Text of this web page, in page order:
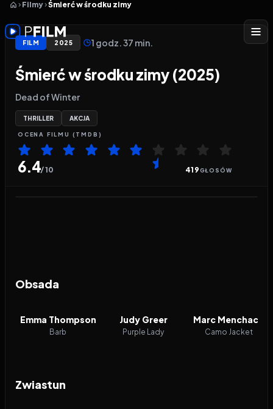
Filmy Śmierć w środku zimy
FILM 2025 1 godz. 37 min.
Śmierć w środku zimy (2025)
Dead of Winter
THRILLER AKCJA
OCENA FILMU (TMDB)
6.4/ 10 419GŁOSÓW
Obsada
Emma Thompson
Barb
Judy Greer
Purple Lady
Marc Menchaca
Camo Jacket
Zwiastun